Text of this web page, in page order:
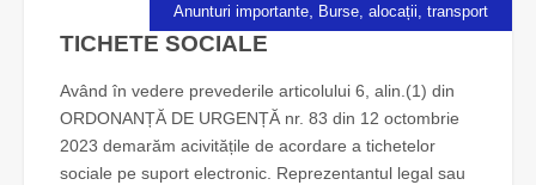
Anunturi importante, Burse, alocații, transport
TICHETE SOCIALE
Având în vedere prevederile articolului 6, alin.(1) din
ORDONANȚĂ DE URGENȚĂ nr. 83 din 12 octombrie
2023 demarăm acivitățile de acordare a tichetelor
sociale pe suport electronic. Reprezentantul legal sau